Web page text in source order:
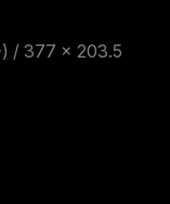
/ 377 x 203.5